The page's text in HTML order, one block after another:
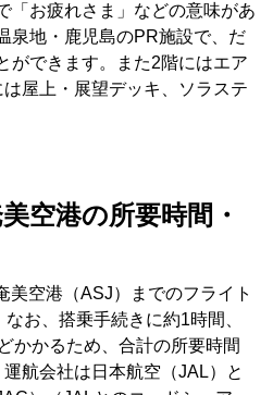
「お疲れさま」などの意味があ
泉地・鹿児島のPR施設で、だ
ができます。また2階にはエア
屋上・展望デッキ、ソラステ
空港の所要時間・
美空港（ASJ）までのフライト
お、搭乗手続きに約1時間、
かかるため、合計の所要時間
航会社は日本航空（JAL）と